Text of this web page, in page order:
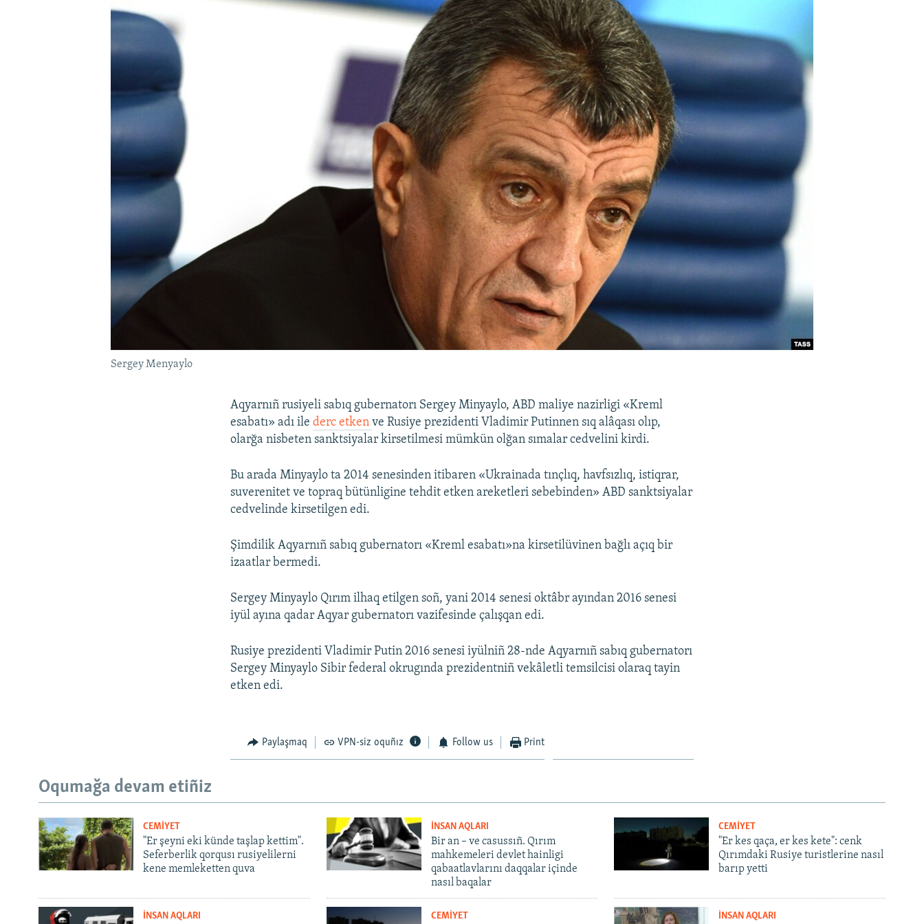
Sergey Menyaylo
Aqyarnıñ rusiyeli sabıq gubernatorı Sergey Minyaylo, ABD maliye nazirligi «Kreml
esabatı» adı ilederc etkenve Rusiye prezidenti Vladimir Putinnen sıq alâqası olıp,
olarğa nisbeten sanktsiyalar kirsetilmesi mümkün olğan sımalar cedvelini kirdi.
Bu arada Minyaylo ta 2014 senesinden itibaren «Ukrainada tınçlıq, havfsızlıq, istiqrar,
suverenitet ve topraq bütünligine tehdit etken areketleri sebebinden» ABD sanktsiyalar
cedvelinde kirsetilgen edi.
Şimdilik Aqyarnıñ sabıq gubernatorı «Kreml esabatı»na kirsetilüvinen bağlı açıq bir
izaatlar bermedi.
Sergey Minyaylo Qırım ilhaq etilgen soñ, yani 2014 senesi oktâbr ayından 2016 senesi
iyül ayına qadar Aqyar gubernatorı vazifesinde çalışqan edi.
Rusiye prezidenti Vladimir Putin 2016 senesi iyülniñ 28-nde Aqyarnıñ sabıq gubernatorı
Sergey Minyaylo Sibir federal okrugında prezidentniñ vekâletli temsilcisi olaraq tayin
etken edi.
Paylaşmaq VPN-siz oquñız Follow us Print
Oqumağa devam etiñiz
CEMİYET
"Er şeyni eki künde taşlap kettim".
Seferberlik qorqusı rusiyelilerni
kene memleketten quva
İNSAN AQLARI
Bir an – ve casussıñ. Qırım
mahkemeleri devlet hainligi
qabaatlavlarını daqqalar içinde
nasıl baqalar
CEMİYET
"Er kes qaça, er kes kete": cenk
Qırımdaki Rusiye turistlerine nasıl
barıp yetti
İNSAN AQLARI CEMİYET İNSAN AQLARI